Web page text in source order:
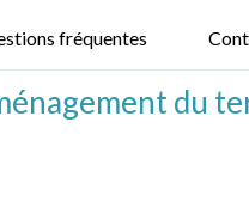
fréquentes
du